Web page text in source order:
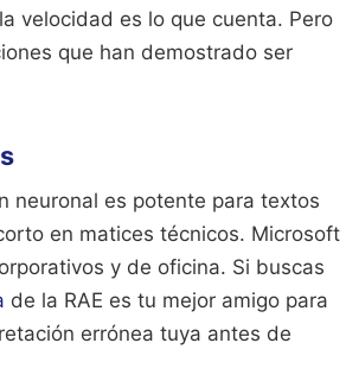
velocidad es lo que cuenta. Pero
que han demostrado ser
neuronal es potente para textos
en matices técnicos. Microsoft
y de oficina. Si buscas
de la RAE es tu mejor amigo para
errónea tuya antes de